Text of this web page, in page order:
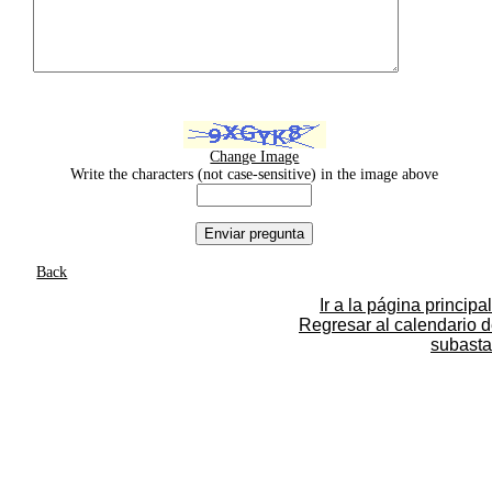
Change Image
Write the characters (not case-sensitive) in the image above
Back
Ir a la página principal
Regresar al calendario